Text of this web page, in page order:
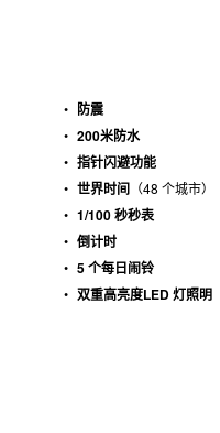
防震
200米防水
指针闪避功能
世界时间（48 个城市）
1/100 秒秒表
倒计时
5 个每日闹铃
双重高亮度LED 灯照明